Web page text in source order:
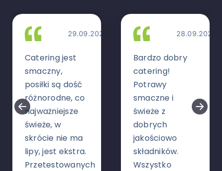
29.09.2025
Catering jest
smaczny,
posiłki są dość
różnorodne, co
najważniejsze
świeże, w
skrócie nie ma
lipy, jest ekstra.
Przetestowanych
28.09.2025
Bardzo dobry
catering!
Potrawy
smaczne i
świeże z
dobrych
jakościowo
składników.
Wszystko